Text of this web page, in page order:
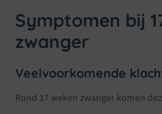
Symptomen bij
zwanger
Veelvoorkomende
Rond 17 weken zwanger komen